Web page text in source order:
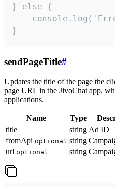
} else {
}
sendPageTitle#
Updates the title of the page the
page URL in the JivoChat app,
applications.
Name Type
title
string Ad ID
fromApi optional string
url optional string